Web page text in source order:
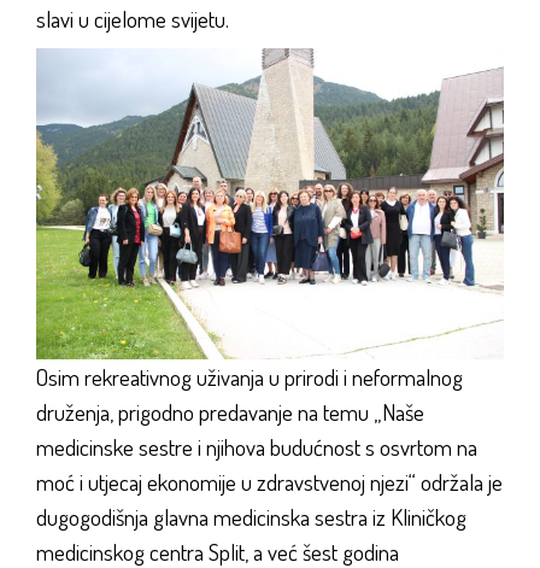
slavi u cijelome svijetu.
Osim rekreativnog uživanja u prirodi i neformalnog
druženja, prigodno predavanje na temu „Naše
medicinske sestre i njihova budućnost s osvrtom na
moć i utjecaj ekonomije u zdravstvenoj njezi“ održala je
dugogodišnja glavna medicinska sestra iz Kliničkog
medicinskog centra Split, a već šest godina